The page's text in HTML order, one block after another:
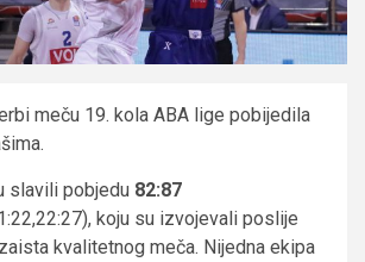
meču 19. kola ABA lige pobijedila
slavili pobjedu 82:87
koju su izvojevali poslije
kvalitetnog meča. Nijedna ekipa